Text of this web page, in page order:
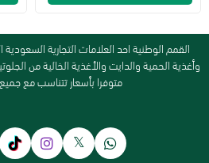
القمم الوطنية احد العلامات التجارية
وأغذية الحمية والدايت والأغذية الخالية من
متوفرا بأسعار تتناسب مع